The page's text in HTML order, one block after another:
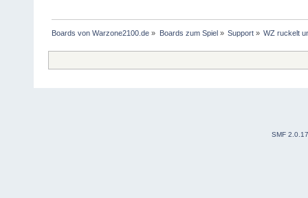
Boards von Warzone2100.de » Boards zum Spiel» Support» WZ ruckelt
SMF 2.0.17